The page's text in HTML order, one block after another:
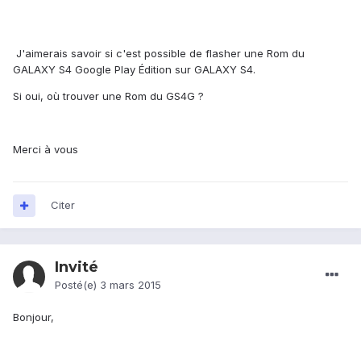
J'aimerais savoir si c'est possible de flasher une Rom du
GALAXY S4 Google Play Édition sur GALAXY S4.
Si oui, où trouver une Rom du GS4G ?
Merci à vous
Citer
Invité
Posté(e) 3 mars 2015
Bonjour,